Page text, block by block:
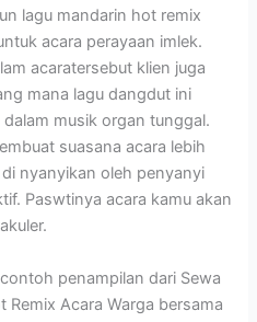
lagu mandarin hot remix
acara perayaan imlek.
acaratersebut klien juga
mana lagu dangdut ini
musik organ tunggal.
suasana acara lebih
nyanyikan oleh penyanyi
Paswtinya acara kamu akan
penampilan dari Sewa
Acara Warga bersama